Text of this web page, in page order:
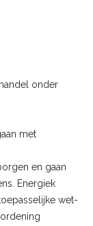
onder
met
en gaan
Energiek
wet-